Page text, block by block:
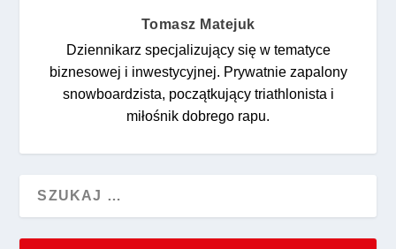
Tomasz Matejuk
Dziennikarz specjalizujący się w tematyce
biznesowej i inwestycyjnej. Prywatnie zapalony
snowboardzista, początkujący triathlonista i
miłośnik dobrego rapu.